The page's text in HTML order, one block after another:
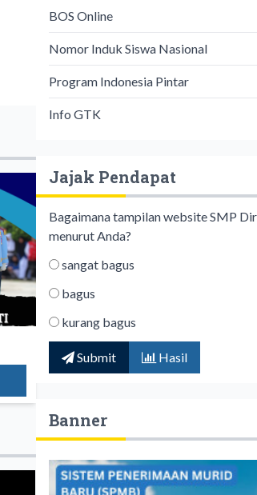
BOS Online
Nomor Induk Siswa Nasional
Program Indonesia Pintar
Info GTK
Jajak Pendapat
Bagaimana tampilan website SMP
menurut Anda?
sangat bagus
bagus
kurang bagus
Submit Hasil
Banner